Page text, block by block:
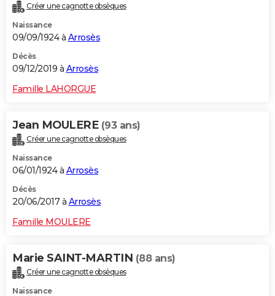
Créer une cagnotte obsèques
Naissance
09/09/1924 à Arrosès
Décès
09/12/2019 à Arrosès
Famille LAHORGUE
Jean MOULERE (93 ans)
Créer une cagnotte obsèques
Naissance
06/01/1924 à Arrosès
Décès
20/06/2017 à Arrosès
Famille MOULERE
Marie SAINT-MARTIN (88 ans)
Créer une cagnotte obsèques
Naissance